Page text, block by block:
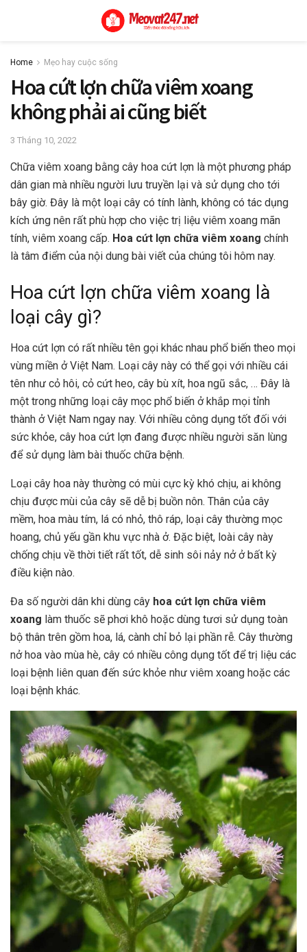
Home Mẹo hay cuộc sống
Hoa cứt lợn chữa viêm xoang
không phải ai cũng biết
3 Tháng 10, 2022
Chữa viêm xoang bằng cây hoa cứt lợn là một phương pháp
dân gian mà nhiều người lưu truyền lại và sử dụng cho tới
bây giờ. Đây là một loại cây có tính lành, không có tác dụng
kích ứng nên rất phù hợp cho việc trị liệu viêm xoang mãn
tính, viêm xoang cấp. Hoa cứt lợn chữa viêm xoang chính
là tâm điểm của nội dung bài viết của chúng tôi hôm nay.
Hoa cứt lợn chữa viêm xoang là
loại cây gì?
Hoa cứt lợn có rất nhiều tên gọi khác nhau phổ biến theo mọi
vùng miền ở Việt Nam. Loại cây này có thể gọi với nhiều cái
tên như cỏ hôi, cỏ cứt heo, cây bù xít, hoa ngũ sắc, … Đây là
một trong những loại cây mọc phổ biến ở khắp mọi tỉnh
thành ở Việt Nam ngay nay. Với nhiều công dụng tốt đối với
sức khỏe, cây hoa cứt lợn đang được nhiều người săn lùng
để sử dụng làm bài thuốc chữa bệnh.
Loại cây hoa này thường có mùi cực kỳ khó chịu, ai không
chịu được mùi của cây sẽ dễ bị buồn nôn. Thân của cây
mềm, hoa màu tím, lá có nhỏ, thô ráp, loại cây thường mọc
hoang, chủ yếu gần khu vực nhà ở. Đặc biệt, loài cây này
chống chịu về thời tiết rất tốt, dễ sinh sôi nảy nở ở bất kỳ
điều kiện nào.
Đa số người dân khi dùng cây hoa cứt lợn chữa viêm
xoang làm thuốc sẽ phơi khô hoặc dùng tươi sử dụng toàn
bộ thân trên gồm hoa, lá, cành chỉ bỏ lại phần rễ. Cây thường
nở hoa vào mùa hè, cây có nhiều công dụng tốt để trị liệu các
loại bệnh liên quan đến sức khỏe như viêm xoang hoặc các
loại bệnh khác.